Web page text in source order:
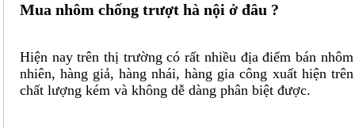
Mua nhôm chống trượt hà nội ở đâu ?
Hiện nay trên thị trường có rất nhiều địa điểm bán
nhiên, hàng giả, hàng nhái, hàng gia công xuất hiện
chất lượng kém và không dễ dàng phân biệt được.